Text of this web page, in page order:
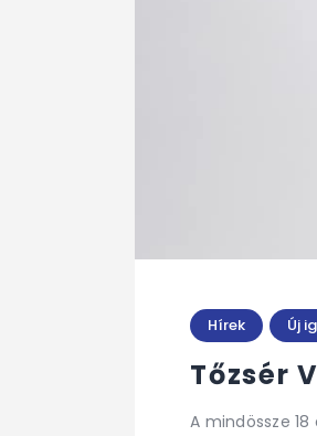
Hírek Új
Tőzsér
A mindössze